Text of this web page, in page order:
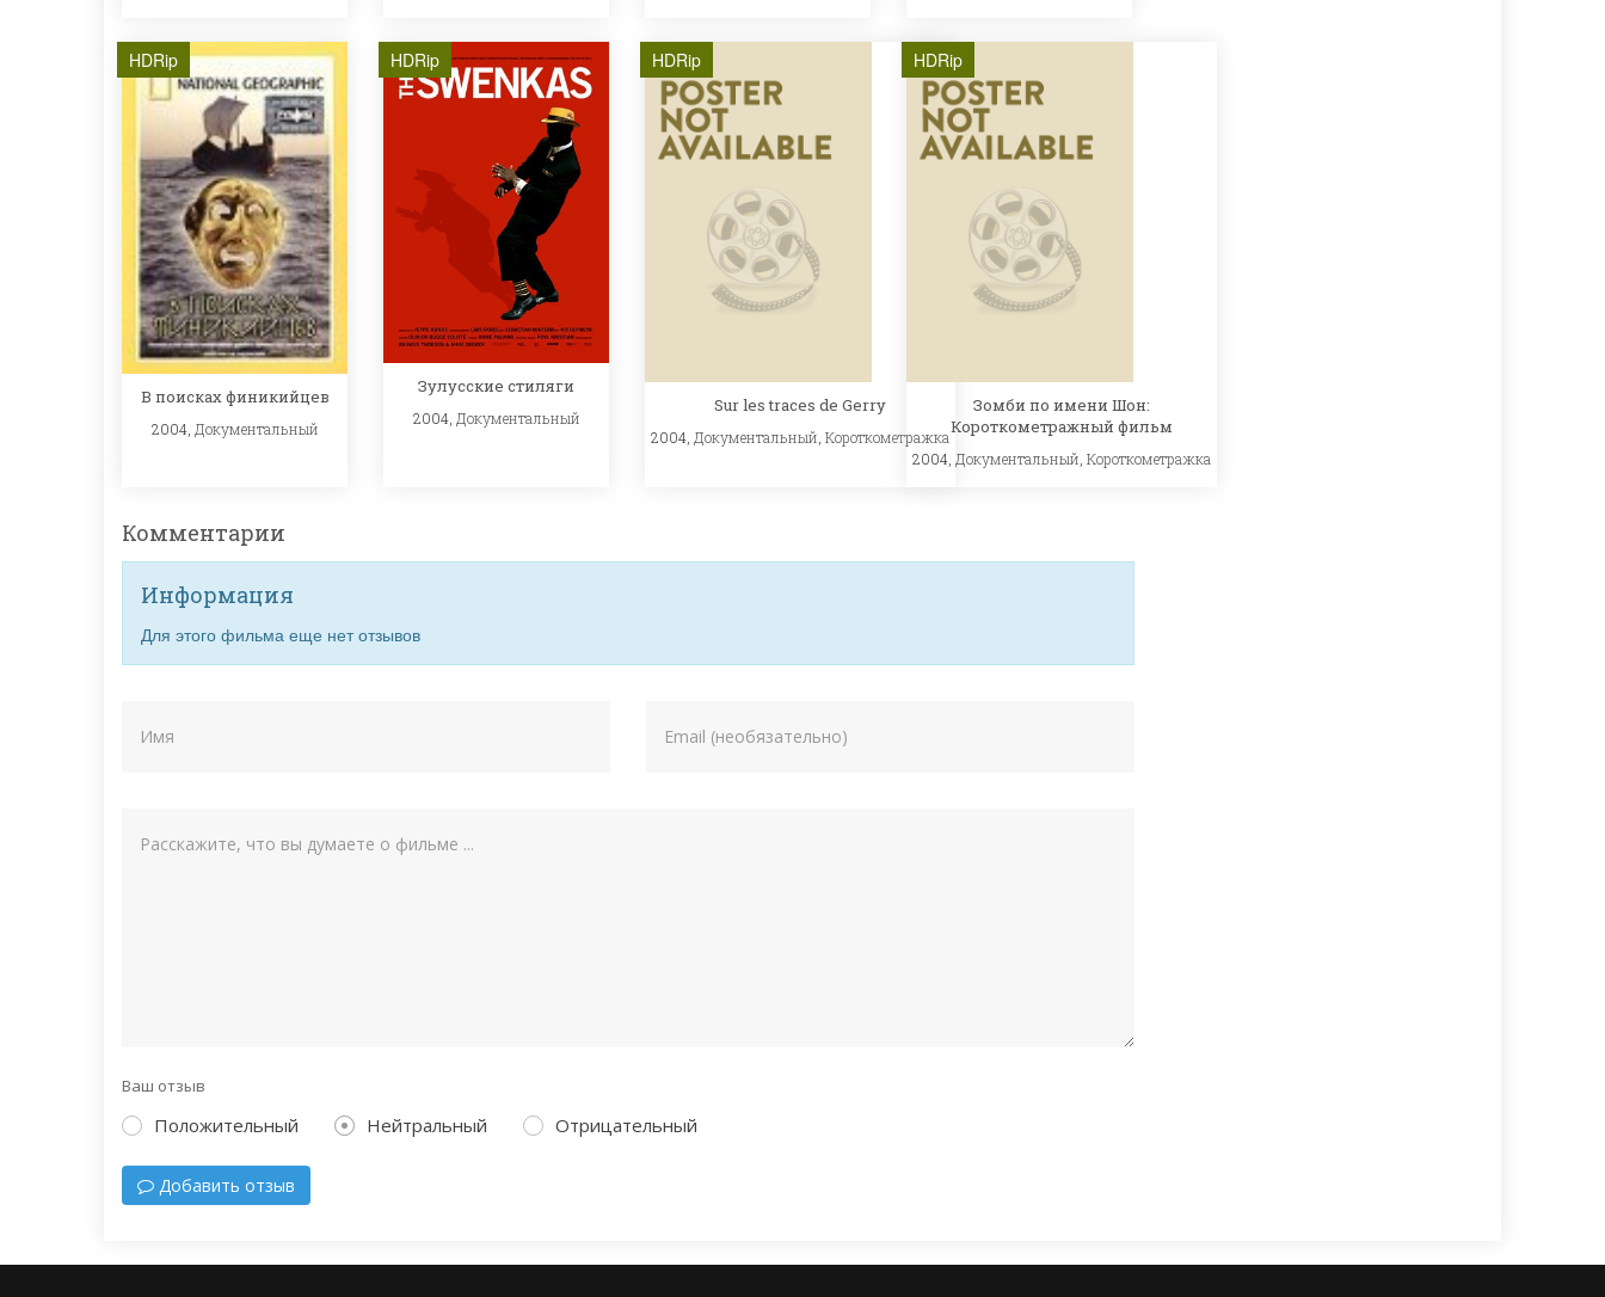
HDRip
В поисках финикийцев
2004, Документальный
HDRip
Зулусские стиляги
2004, Документальный
HDRip
Sur les traces de Gerry
2004, Документальный Короткометражка
HDRip
Зомби по имени Шон:
Короткометражный фильм
2004, Документальный Короткометражка
Комментарии
Информация
Для этого фильма еще нет отзывов
Ваш отзыв
Положительный Нейтральный Отрицательный
Добавить отзыв